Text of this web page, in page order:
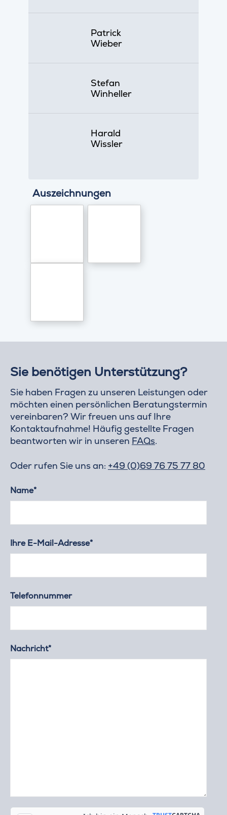
Patrick
Wieber
Stefan
Winheller
Harald
Wissler
Auszeichnungen
Sie benötigen Unterstützung?
Sie haben Fragen zu unseren Leistungen oder
möchten einen persönlichen Beratungstermin
vereinbaren? Wir freuen uns auf Ihre
Kontaktaufnahme! Häufig gestellte Fragen
beantworten wir in unseren FAQs.
Oder rufen Sie uns an: +49 (0)69 76 75 77 80
Name*
Ihre E-Mail-Adresse*
Telefonnummer
Nachricht*